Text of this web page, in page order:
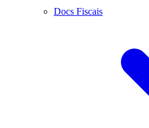
Docs Fiscais